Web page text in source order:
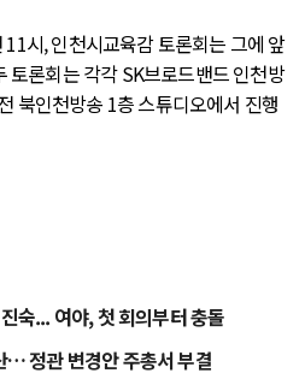
시, 인천시교육감 토론회는 그에 앞
토론회는 각각 SK브로드밴드 인천방
북인천방송 1층 스튜디오에서 진행
숙... 여야, 첫 회의부터 충돌
… 정관 변경안 주총서 부결